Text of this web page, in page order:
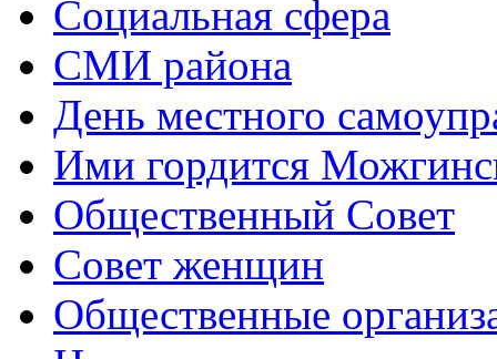
Социальная сфера
СМИ района
День местного
Ими гордится
Общественный Совет
Совет женщин
Общественные